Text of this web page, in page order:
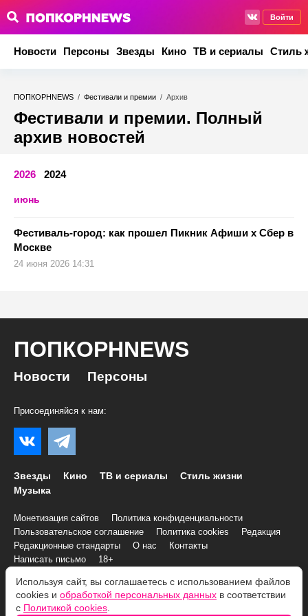
Войти
Новости Персоны Звезды Кино ТВ и сериалы Стиль
ПОПКОРНNEWS / Фестивали и премии / Архив
Фестивали и премии. Полный
архив новостей
2026 2024
июнь
Фестиваль-город: как прошел Пикник Афиши х Сбер в
Москве
24 июня 2026 14:31
ПОПКОРНNEWS
Новости Персоны
Присоединяйся к нам:
Звезды Кино ТВ и сериалы
Стиль жизни
Музыка
Монетизация сайтов
Политика конфиденциальности
Пользовательское соглашение
Политика cookies
Редакция
Редакционные стандарты
О нас
Контакты
Написать письмо
18+
© 2007–2026 Все права и материалы принадлежат
«ПОПКОРНNEWS»
Используя сайт, вы соглашаетесь с использованием файлов
cookies и обработкой персональных данных в соответствии
с Политикой cookies